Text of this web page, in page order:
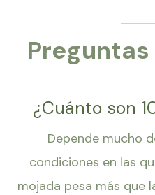
¿Cuánto son
Depende mucho
condiciones en las
mojada pesa más que